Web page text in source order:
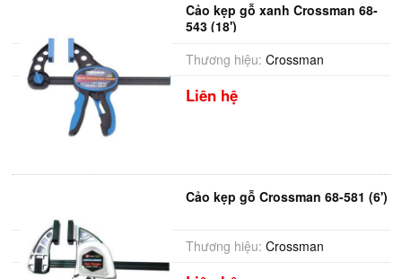
Cảo kẹp gỗ xanh Crossman 68-
543 (18')
Thương hiệu: Crossman
Liên hệ
Cảo kẹp gỗ Crossman 68-581 (6')
Thương hiệu: Crossman